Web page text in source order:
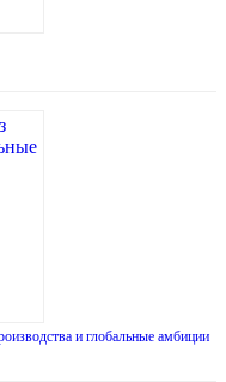
и глобальные амбиции